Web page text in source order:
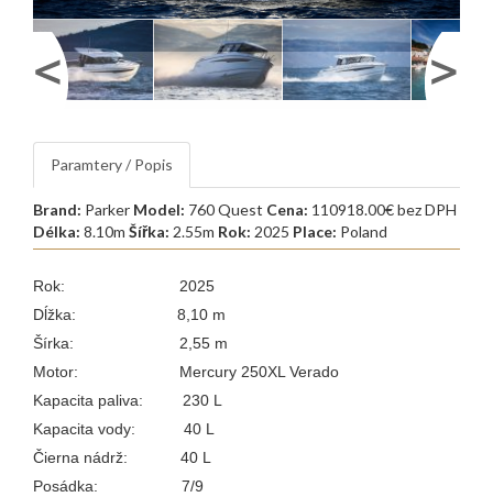
Paramtery / Popis
Brand: Parker Model: 760 Quest Cena: 110918.00€ bez DPH
Délka: 8.10m Šířka: 2.55m Rok: 2025 Place: Poland
Rok: 2025
Dĺžka: 8,10 m
Šírka: 2,55 m
Motor: Mercury 250XL Verado
Kapacita paliva: 230 L
Kapacita vody: 40 L
Čierna nádrž: 40 L
Posádka: 7/9